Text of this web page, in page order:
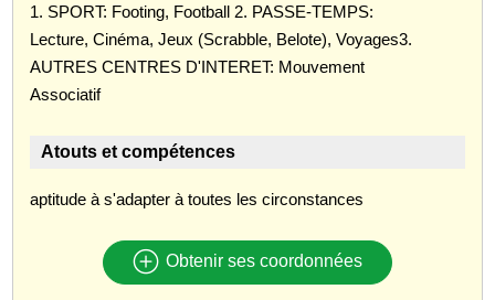
1. SPORT: Footing, Football 2. PASSE-TEMPS:
Lecture, Cinéma, Jeux (Scrabble, Belote), Voyages3.
AUTRES CENTRES D'INTERET: Mouvement
Associatif
Atouts et compétences
aptitude à s'adapter à toutes les circonstances
Obtenir ses coordonnées